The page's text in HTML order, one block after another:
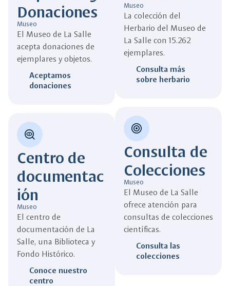
Donaciones
Museo
El Museo de La Salle
acepta donaciones de
ejemplares y objetos.
Aceptamos
donaciones
mystery
Centro de
documentac
ión
Museo
El centro de
documentación de La
Salle, una Biblioteca y
Fondo Histórico.
Conoce nuestro
centro
Museo
La colección del
Herbario del Museo de
La Salle con 15.262
ejemplares.
Consulta más
sobre herbario
target
Consulta de
Colecciones
Museo
El Museo de La Salle
ofrece atención para
consultas de colecciones
científicas.
Consulta las
colecciones